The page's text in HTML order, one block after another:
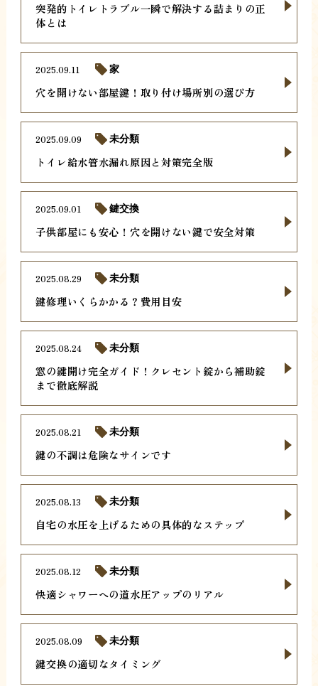
突発的トイレトラブル一瞬で解決する詰まりの正
体とは
穴を開けない部屋鍵！取り付け場所別の選び方
2025.09.11 家
トイレ給水管水漏れ原因と対策完全版
2025.09.09 未分類
子供部屋にも安心！穴を開けない鍵で安全対策
2025.09.01 鍵交換
鍵修理いくらかかる？費用目安
2025.08.29 未分類
窓の鍵開け完全ガイド！クレセント錠から補助錠
まで徹底解説
2025.08.24 未分類
鍵の不調は危険なサインです
2025.08.21 未分類
自宅の水圧を上げるための具体的なステップ
2025.08.13 未分類
快適シャワーへの道水圧アップのリアル
2025.08.12 未分類
鍵交換の適切なタイミング
2025.08.09 未分類